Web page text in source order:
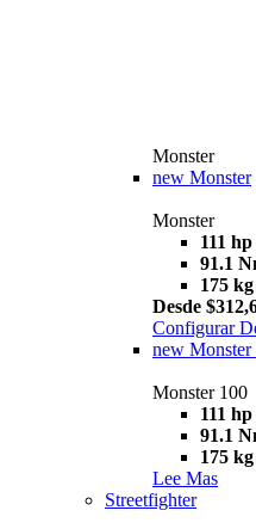
Monster
new Monster
Monster
111 hp
91.1
175 kg
Desde
Configurar
new Monster
Monster 100
111 hp
91.1
175 kg
Lee Mas
Streetfighter